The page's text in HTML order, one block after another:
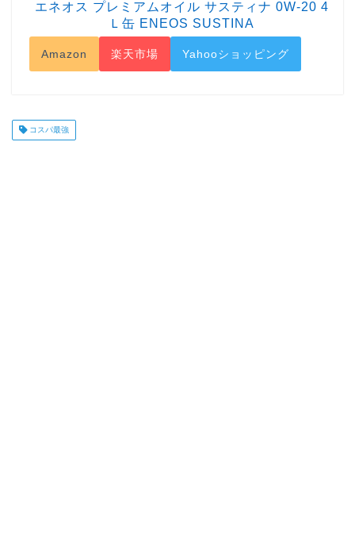
エネオス プレミアムオイル サスティナ 0W-20 4
Ｌ缶 ENEOS SUSTINA
Amazon 楽天市場 Yahooショッピング
コスパ最強